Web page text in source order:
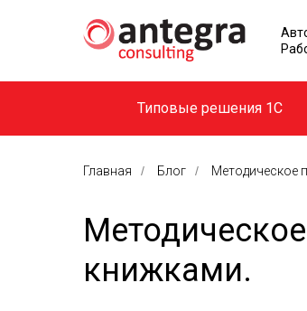
Типовые решения 1С
Главная / Блог / Методическое
книжками.